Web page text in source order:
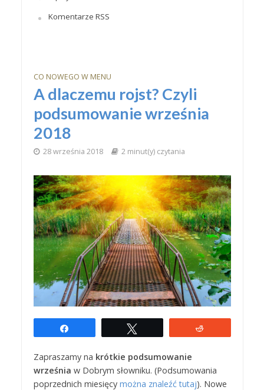
Komentarze RSS
CO NOWEGO W MENU
A dlaczemu rojst? Czyli
podsumowanie września
2018
28 września 2018 2 minut(y) czytania
Zapraszamy na krótkie podsumowanie
września w Dobrym słowniku. (Podsumowania
poprzednich miesięcy można znaleźć tutaj). Nowe